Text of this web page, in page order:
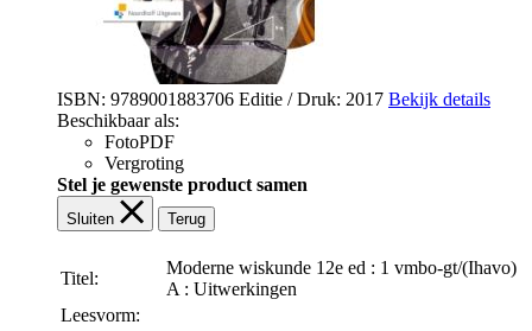
ISBN: 9789001883706 Editie / Druk: 2017 Bekijk details
Beschikbaar als:
FotoPDF
Vergroting
Stel je gewenste product samen
Sluiten Terug
Titel:
Moderne wiskunde 12e ed : 1 vmbo-gt/(Ihavo)
A : Uitwerkingen
Leesvorm: